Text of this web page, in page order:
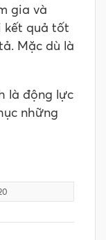
gia và
kết quả tốt
Mặc dù là
là động lực
những